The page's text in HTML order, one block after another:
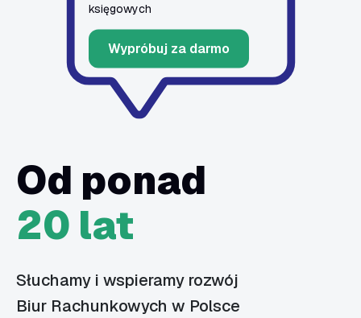
księgowych
Wypróbuj za darmo
Od ponad
20 lat
Słuchamy i wspieramy rozwój
Biur Rachunkowych w Polsce